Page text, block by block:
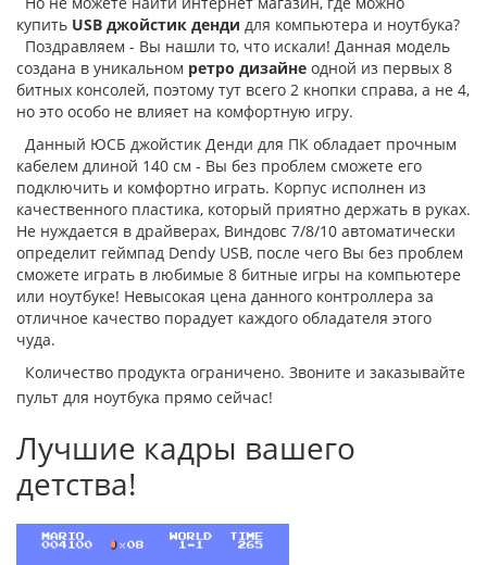
купить USB ​джойстик денди для компьютера и ноутбука?
Поздравляем - Вы нашли то, что искали! Данная модель
создана в уникальном ретро дизайне одной из первых 8
битных консолей, поэтому тут всего 2 кнопки справа, а не 4,
но это особо не влияет на комфортную игру.
Данный ЮСБ джойстик Денди для ПК обладает прочным
кабелем длиной 140 см - Вы без проблем сможете его
подключить и комфортно играть. Корпус исполнен из
качественного пластика, который приятно держать в руках.
Не нуждается в драйверах, Виндовс 7/8/10 автоматически
определит геймпад Dendy USB, после чего Вы без проблем
сможете играть в любимые 8 битные игры на компьютере
или ноутбуке! Невысокая цена данного контроллера за
отличное качество порадует каждого обладателя этого
чуда.
Количество продукта ограничено. Звоните и заказывайте
пульт для ноутбука прямо сейчас!
Лучшие кадры вашего
детства!